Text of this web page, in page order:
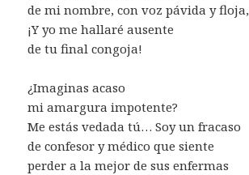
de mi nombre, con voz pávida y floja,
¡Y yo me hallaré ausente
de tu final congoja!
¿Imaginas acaso
mi amargura impotente?
Me estás vedada tú… Soy un fracaso
de confesor y médico que siente
perder a la mejor de sus enfermas